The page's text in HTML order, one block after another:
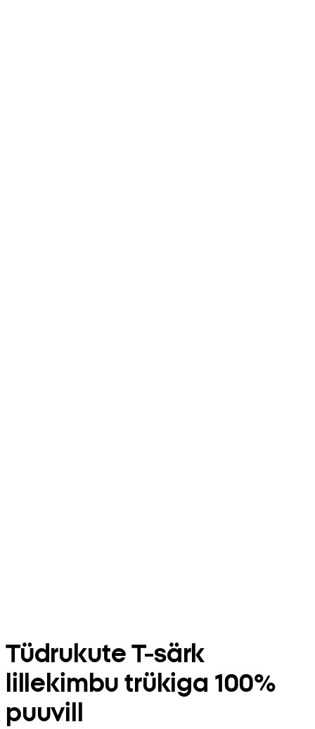
Tüdrukute T-särk
lillekimbu trükiga 100%
puuvill